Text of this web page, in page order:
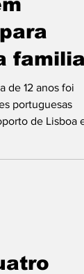
familiar
de 12 anos foi
portuguesas
de
anos foi presa
a Portugal